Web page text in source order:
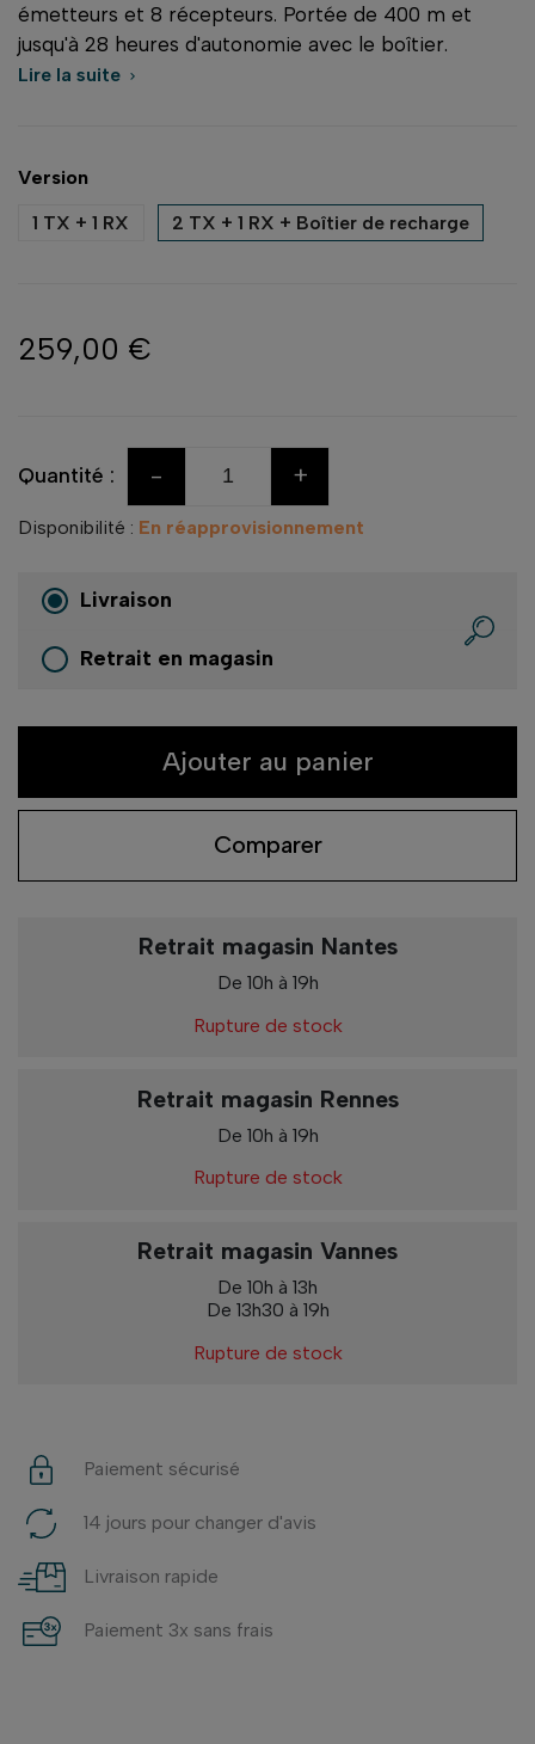
émetteurs et 8 récepteurs. Portée de 400 m et
jusqu'à 28 heures d'autonomie avec le boîtier.
Lire la suite 
Version
1 TX + 1 RX 2 TX + 1 RX + Boîtier de recharge
259,00 €
Quantité : - +
Disponibilité : En réapprovisionnement
Livraison
Retrait en magasin
Ajouter au panier
Comparer
Retrait magasin Nantes
De 10h à 19h
Rupture de stock
Retrait magasin Rennes
De 10h à 19h
Rupture de stock
Retrait magasin Vannes
De 10h à 13h
De 13h30 à 19h
Rupture de stock
Paiement sécurisé
14 jours pour changer d'avis
Livraison rapide
Paiement 3x sans frais